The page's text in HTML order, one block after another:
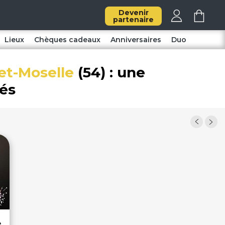
Devenir
partenaire
Lieux Chèques cadeaux Anniversaires Duo
Moselle (54) : une